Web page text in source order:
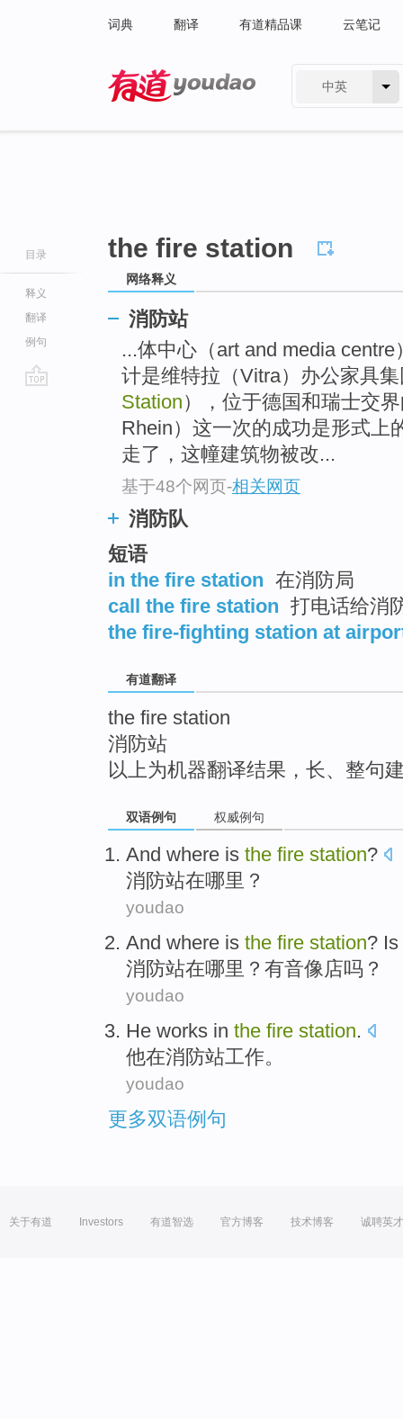
词典 翻译 有道精品课 云笔记
中英
目录
释义
翻译
例句
the fire station
网络释义
消防站
...体中心（art and media
计是维特拉（Vitra）办公家具
Station），位于德国和瑞士交
Rhein）这一次的成功是形式上
走了，这幢建筑物被改...
基于48个网页-相关网页
消防队
短语
in the fire station 在消防局
call the fire station 打电话给消
the fire-fighting station at
有道翻译
the fire station
消防站
以上为机器翻译结果，长、整句
双语例句 权威例句
And where is the fire station?
消防站在哪里 ？
youdao
And where is the fire station?
消防站在哪里 ？ 有音像店吗？
youdao
He works in the fire station.
他在消防站工作。
youdao
更多双语例句
关于有道 Investors 有道智选 官方博客 技术博客 诚聘英才